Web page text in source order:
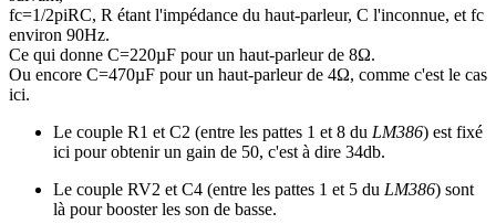
fc=1/2piRC, R étant l'impédance du haut-parleur, C l'inconnue, et fc
environ 90Hz.
Ce qui donne C=220µF pour un haut-parleur de 8Ω.
Ou encore C=470µF pour un haut-parleur de 4Ω, comme c'est le cas
ici.
Le couple R1 et C2 (entre les pattes 1 et 8 du LM386) est fixé
ici pour obtenir un gain de 50, c'est à dire 34db.
Le couple RV2 et C4 (entre les pattes 1 et 5 du LM386) sont
là pour booster les son de basse.